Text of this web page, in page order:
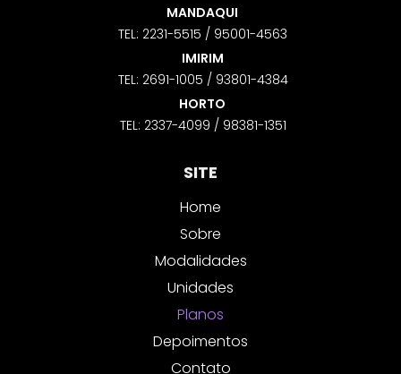
MANDAQUI
TEL: 2231-5515 / 95001-4563
IMIRIM
TEL: 2691-1005 / 93801-4384
HORTO
TEL: 2337-4099 / 98381-1351
SITE
Home
Sobre
Modalidades
Unidades
Planos
Depoimentos
Contato